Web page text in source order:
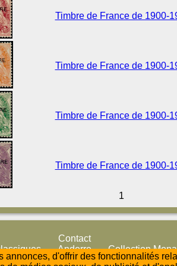
Timbre de France de 1900-
Timbre de France de 1900-
Timbre de France de 1900-
Timbre de France de 1900-
1
Contact
Andorre
Lexique
Collection
d'offrir des fonctionnalités